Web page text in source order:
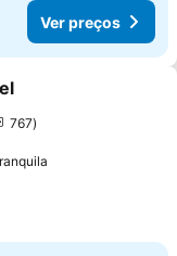
Ver preços
favoritos
767